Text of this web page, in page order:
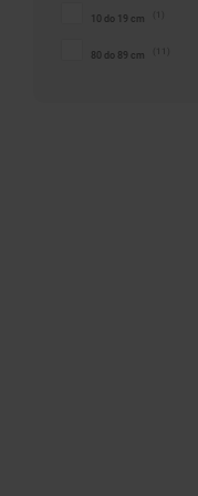
10 do 19 cm
80 do 89 cm